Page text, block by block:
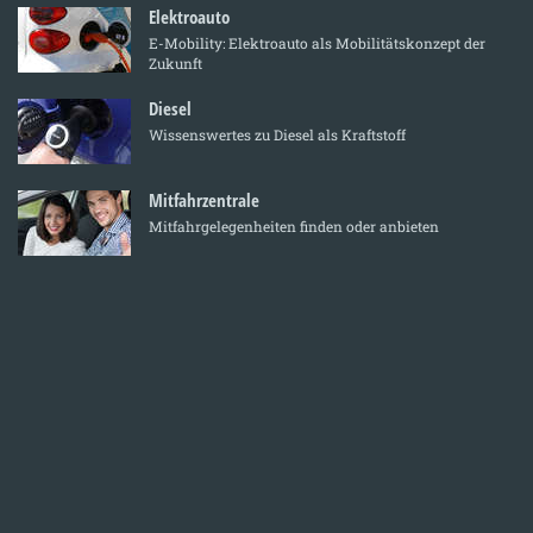
Elektroauto
E-Mobility: Elektroauto als Mobilitätskonzept der
Zukunft
Diesel
Wissenswertes zu Diesel als Kraftstoff
Mitfahrzentrale
Mitfahrgelegenheiten finden oder anbieten